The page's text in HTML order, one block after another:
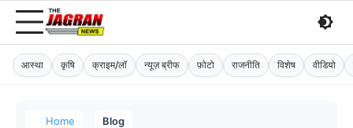
आस्था कृषि क्राइम/लॉ न्यूज़ ब्रीफ फ़ोटो राजनीति विशेष वीडियो
Home Blog